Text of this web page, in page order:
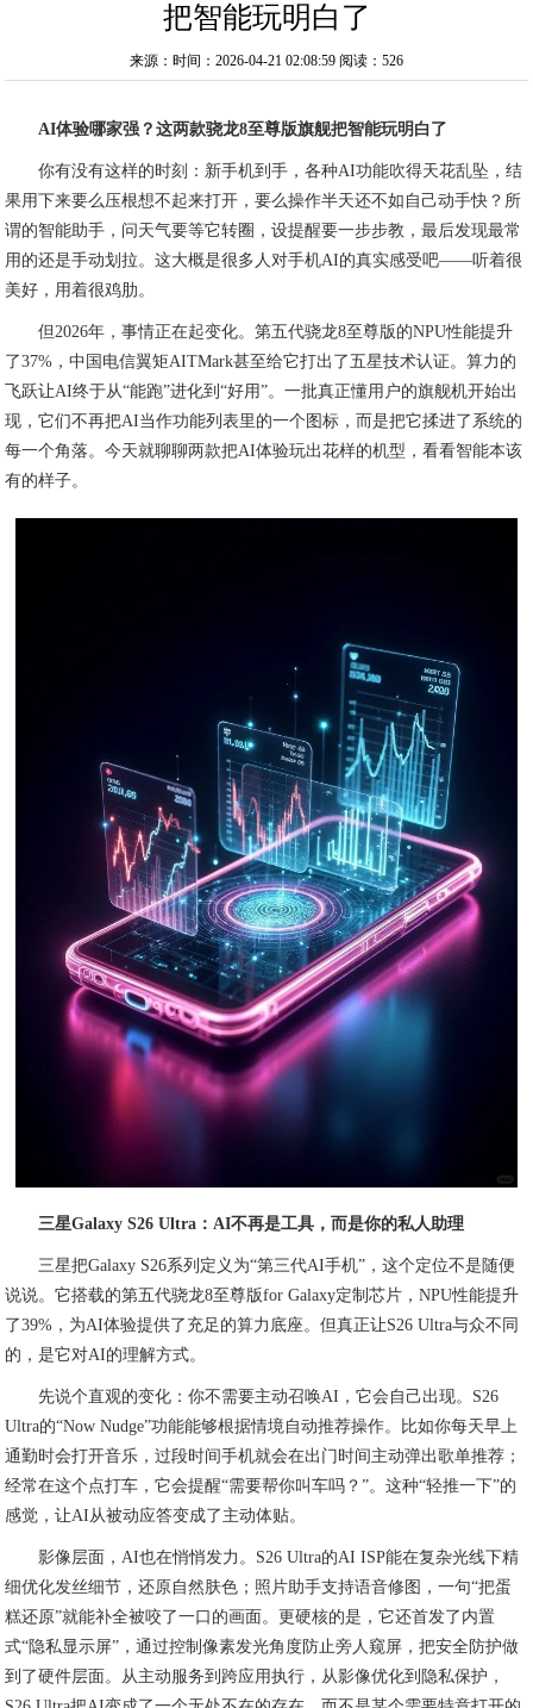
把智能玩明白了
来源：时间：2026-04-21 02:08:59 阅读：526
AI体验哪家强？这两款骁龙8至尊版旗舰把智能玩明白了
你有没有这样的时刻：新手机到手，各种AI功能吹得天花乱坠，结
果用下来要么压根想不起来打开，要么操作半天还不如自己动手快？所
谓的智能助手，问天气要等它转圈，设提醒要一步步教，最后发现最常
用的还是手动划拉。这大概是很多人对手机AI的真实感受吧——听着很
美好，用着很鸡肋。
但2026年，事情正在起变化。第五代骁龙8至尊版的NPU性能提升
了37%，中国电信翼矩AITMark甚至给它打出了五星技术认证。算力的
飞跃让AI终于从“能跑”进化到“好用”。一批真正懂用户的旗舰机开始出
现，它们不再把AI当作功能列表里的一个图标，而是把它揉进了系统的
每一个角落。今天就聊聊两款把AI体验玩出花样的机型，看看智能本该
有的样子。
三星Galaxy S26 Ultra：AI不再是工具，而是你的私人助理
三星把Galaxy S26系列定义为“第三代AI手机”，这个定位不是随便
说说。它搭载的第五代骁龙8至尊版for Galaxy定制芯片，NPU性能提升
了39%，为AI体验提供了充足的算力底座。但真正让S26 Ultra与众不同
的，是它对AI的理解方式。
先说个直观的变化：你不需要主动召唤AI，它会自己出现。S26
Ultra的“Now Nudge”功能能够根据情境自动推荐操作。比如你每天早上
通勤时会打开音乐，过段时间手机就会在出门时间主动弹出歌单推荐；
经常在这个点打车，它会提醒“需要帮你叫车吗？”。这种“轻推一下”的
感觉，让AI从被动应答变成了主动体贴。
影像层面，AI也在悄悄发力。S26 Ultra的AI ISP能在复杂光线下精
细优化发丝细节，还原自然肤色；照片助手支持语音修图，一句“把蛋
糕还原”就能补全被咬了一口的画面。更硬核的是，它还首发了内置
式“隐私显示屏”，通过控制像素发光角度防止旁人窥屏，把安全防护做
到了硬件层面。从主动服务到跨应用执行，从影像优化到隐私保护，